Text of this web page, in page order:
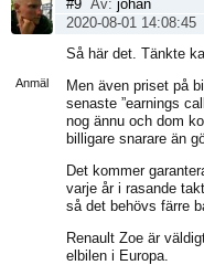
Anmäl
#9 Av: johan
2020-08-01 14:08:45
Så här det. Tänkte
Men även priset på
senaste ”earnings
nog ännu och dom
billigare snarare än
Det kommer
varje år i rasande
så det behövs färre
Renault Zoe är
elbilen i Europa.